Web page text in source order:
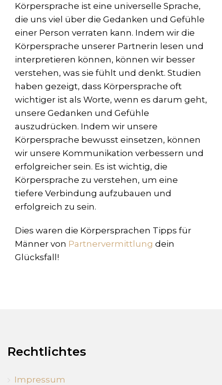
Körpersprache ist eine universelle Sprache,
die uns viel über die Gedanken und Gefühle
einer Person verraten kann. Indem wir die
Körpersprache unserer Partnerin lesen und
interpretieren können, können wir besser
verstehen, was sie fühlt und denkt. Studien
haben gezeigt, dass Körpersprache oft
wichtiger ist als Worte, wenn es darum geht,
unsere Gedanken und Gefühle
auszudrücken. Indem wir unsere
Körpersprache bewusst einsetzen, können
wir unsere Kommunikation verbessern und
erfolgreicher sein. Es ist wichtig, die
Körpersprache zu verstehen, um eine
tiefere Verbindung aufzubauen und
erfolgreich zu sein.
Dies waren die Körpersprachen Tipps für
Männer von Partnervermittlung dein
Glücksfall!
Rechtlichtes
Impressum